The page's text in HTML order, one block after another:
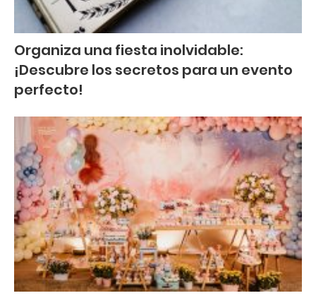
Organiza una fiesta inolvidable:
¡Descubre los secretos para un evento
perfecto!